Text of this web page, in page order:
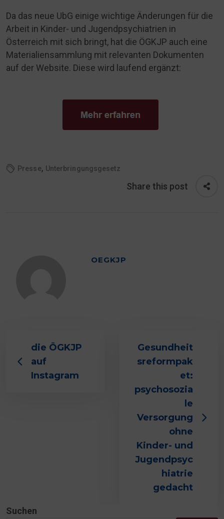
Da das neue UbG einige wichtige Änderungen für die
Arbeit in Kinder- und Jugendpsychiatrien in
Österreich mit sich bringt, hat die ÖGKJP auch eine
Materialiensammlung mit relevanten Dokumenten
auf der Website. Diese wird laufend ergänzt:
Presse, Unterbringungsgesetz
Share this post
OEGKJP
die ÖGKJP
auf
Instagram
Gesundheit
sreformpak
et:
psychosozia
le
Versorgung
ohne
Kinder- und
Jugendpsyc
hiatrie
gedacht
Suchen